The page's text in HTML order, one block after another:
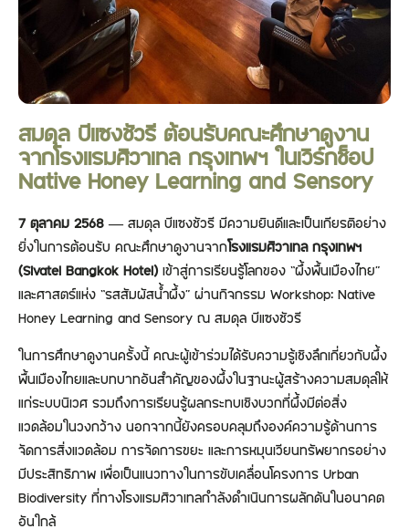
สมดุล บีแซงชัวรี ต้อนรับคณะศึกษาดูงาน
จากโรงแรมศิวาเทล กรุงเทพฯ ในเวิร์กช็อป
Native Honey Learning and Sensory
7 ตุลาคม 2568 —สมดุล บีแซงชัวรี มีความยินดีและเป็นเกียรติอย่าง
ยิ่งในการต้อนรับ คณะศึกษาดูงานจากโรงแรมศิวาเทล กรุงเทพฯ
(Sivatel Bangkok Hotel)เข้าสู่การเรียนรู้โลกของ “ผึ้งพื้นเมืองไทย”
และศาสตร์แห่ง “รสสัมผัสน้ำผึ้ง” ผ่านกิจกรรม Workshop: Native
Honey Learning and Sensory ณ สมดุล บีแซงชัวรี
ในการศึกษาดูงานครั้งนี้ คณะผู้เข้าร่วมได้รับความรู้เชิงลึกเกี่ยวกับผึ้ง
พื้นเมืองไทยและบทบาทอันสำคัญของผึ้งในฐานะผู้สร้างความสมดุลให้
แก่ระบบนิเวศ รวมถึงการเรียนรู้ผลกระทบเชิงบวกที่ผึ้งมีต่อสิ่ง
แวดล้อมในวงกว้าง นอกจากนี้ยังครอบคลุมถึงองค์ความรู้ด้านการ
จัดการสิ่งแวดล้อม การจัดการขยะ และการหมุนเวียนทรัพยากรอย่าง
มีประสิทธิภาพ เพื่อเป็นแนวทางในการขับเคลื่อนโครงการ Urban
Biodiversity ที่ทางโรงแรมศิวาเทลกำลังดำเนินการผลักดันในอนาคต
อันใกล้